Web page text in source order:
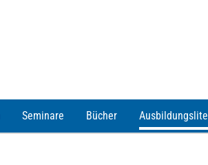
Seminare Bücher